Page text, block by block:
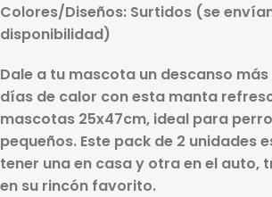
Colores/Diseños: Surtidos (se
disponibilidad)
Dale a tu mascota un descanso
días de calor con esta manta
mascotas 25x47cm, ideal para
pequeños. Este pack de 2 unidades
tener una en casa y otra en el auto,
en su rincón favorito.